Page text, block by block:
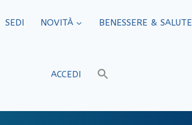
SEDI​ NOVITÀ BENESSERE & SALUTE
ACCEDI